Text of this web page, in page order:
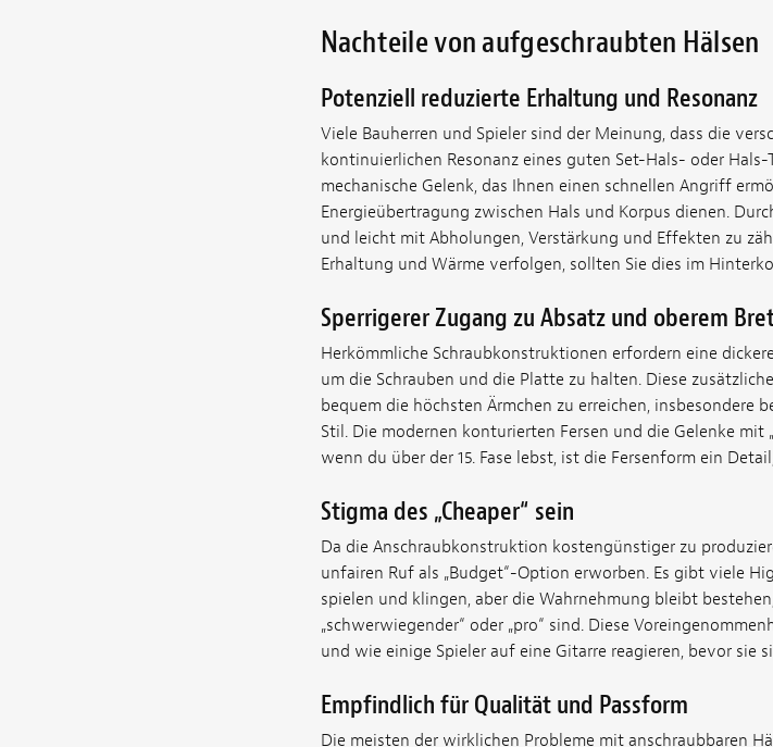
Nachteile von aufgeschraubten Hälsen
Potenziell reduzierte Erhaltung und Resonanz
Viele Bauherren und Spieler sind der Meinung, dass die
kontinuierlichen Resonanz eines guten Set-Hals- oder
mechanische Gelenk, das Ihnen einen schnellen Angriff
Energieübertragung zwischen Hals und Korpus dienen.
und leicht mit Abholungen, Verstärkung und Effekten zu
Erhaltung und Wärme verfolgen, sollten Sie dies im
Sperrigerer Zugang zu Absatz und oberem
Herkömmliche Schraubkonstruktionen erfordern eine
um die Schrauben und die Platte zu halten. Diese
bequem die höchsten Ärmchen zu erreichen, insbesondere
Stil. Die modernen konturierten Fersen und die Gelenke mit
wenn du über der 15. Fase lebst, ist die Fersenform ein
Stigma des „Cheaper“ sein
Da die Anschraubkonstruktion kostengünstiger zu
unfairen Ruf als „Budget“-Option erworben. Es gibt viele
spielen und klingen, aber die Wahrnehmung bleibt
„schwerwiegender“ oder „pro“ sind. Diese
und wie einige Spieler auf eine Gitarre reagieren, bevor sie
Empfindlich für Qualität und Passform
Die meisten der wirklichen Probleme mit anschraubbaren